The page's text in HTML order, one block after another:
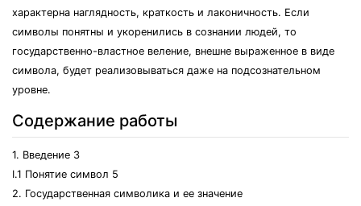
характерна наглядность, краткость и лаконичность. Если
символы понятны и укоренились в сознании людей, то
государственно-властное веление, внешне выраженное в виде
символа, будет реализовываться даже на подсознательном
уровне.
Содержание работы
1. Введение 3
I.1 Понятие символ 5
2. Государственная символика и ее значение